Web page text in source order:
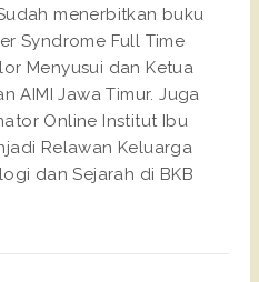
menerbitkan buku
Syndrome Full Time
Menyusui dan Ketua
AIMI Jawa Timur. Juga
Online Institut Ibu
Relawan Keluarga
dan Sejarah di BKB